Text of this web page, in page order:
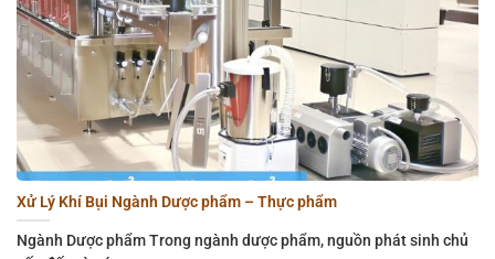
Xử Lý Khí Bụi Ngành Dược phẩm – Thực phẩm
Ngành Dược phẩm Trong ngành dược phẩm, nguồn phát sinh chủ